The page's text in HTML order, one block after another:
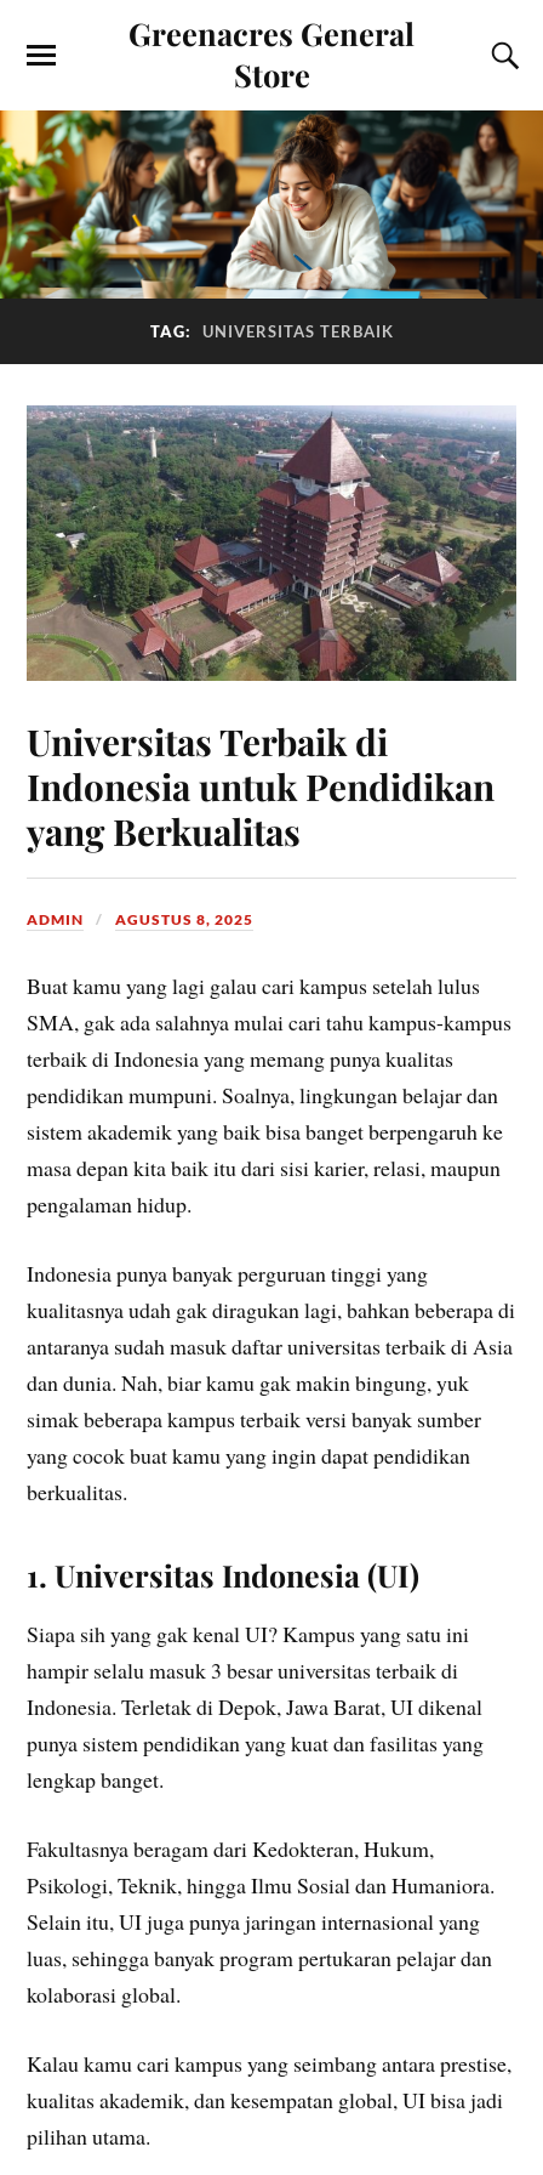
Greenacres General
Store
TAG: UNIVERSITAS TERBAIK
Universitas Terbaik di
Indonesia untuk Pendidikan
yang Berkualitas
ADMIN AGUSTUS 8, 2025
Buat kamu yang lagi galau cari kampus setelah lulus
SMA, gak ada salahnya mulai cari tahu kampus-kampus
terbaik di Indonesia yang memang punya kualitas
pendidikan mumpuni. Soalnya, lingkungan belajar dan
sistem akademik yang baik bisa banget berpengaruh ke
masa depan kita baik itu dari sisi karier, relasi, maupun
pengalaman hidup.
Indonesia punya banyak perguruan tinggi yang
kualitasnya udah gak diragukan lagi, bahkan beberapa di
antaranya sudah masuk daftar universitas terbaik di Asia
dan dunia. Nah, biar kamu gak makin bingung, yuk
simak beberapa kampus terbaik versi banyak sumber
yang cocok buat kamu yang ingin dapat pendidikan
berkualitas.
1.Universitas Indonesia (UI)
Siapa sih yang gak kenal UI? Kampus yang satu ini
hampir selalu masuk 3 besar universitas terbaik di
Indonesia. Terletak di Depok, Jawa Barat, UI dikenal
punya sistem pendidikan yang kuat dan fasilitas yang
lengkap banget.
Fakultasnya beragam dari Kedokteran, Hukum,
Psikologi, Teknik, hingga Ilmu Sosial dan Humaniora.
Selain itu, UI juga punya jaringan internasional yang
luas, sehingga banyak program pertukaran pelajar dan
kolaborasi global.
Kalau kamu cari kampus yang seimbang antara prestise,
kualitas akademik, dan kesempatan global, UI bisa jadi
pilihan utama.